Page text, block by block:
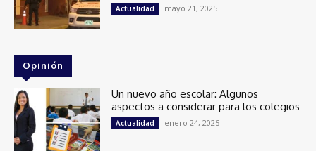
Actualidad mayo 21, 2025
Opinión
Un nuevo año escolar: Algunos
aspectos a considerar para los colegios
Actualidad enero 24, 2025